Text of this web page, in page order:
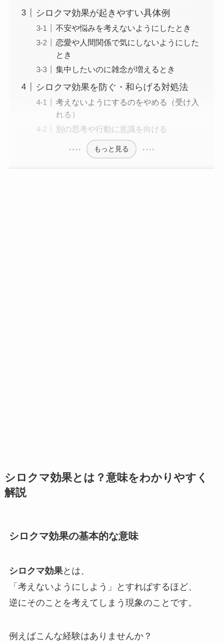
シロクマ効果が起きやすい具体例
不安や悩みを考えないようにしたとき
恋愛や人間関係で気にしないようにした
とき
集中したいのに雑念が増えるとき
シロクマ効果を防ぐ・和らげる対処法
考えないようにするのをやめる（受け入
れる）
別の思考や行動に意識を向ける
もっと見る
シロクマ効果とは？意味をわかりやすく
解説
シロクマ効果の基本的な意味
シロクマ効果とは、
「考えないようにしよう」とすればするほど、
逆にそのことを考えてしまう現象のことです。
例えばこんな経験はありませんか？